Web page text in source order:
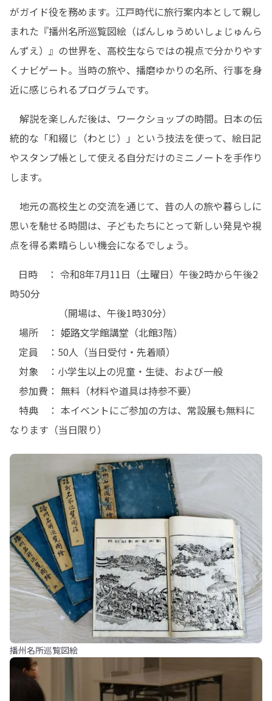
がガイド役を務めます。江戸時代に旅行案内本として親し
まれた『播州名所巡覧図絵（ばんしゅうめいしょじゅんら
んずえ）』の世界を、高校生ならではの視点で分かりやす
くナビゲート。当時の旅や、播磨ゆかりの名所、行事を身
近に感じられるプログラムです。
解説を楽しんだ後は、ワークショップの時間。日本の伝
統的な「和綴じ（わとじ）」という技法を使って、絵日記
やスタンプ帳として使える自分だけのミニノートを手作り
します。
地元の高校生との交流を通じて、昔の人の旅や暮らしに
思いを馳せる時間は、子どもたちにとって新しい発見や視
点を得る素晴らしい機会になるでしょう。
時50分
（開場は、午後1時30分）
なります（当日限り）
播州名所巡覧図絵